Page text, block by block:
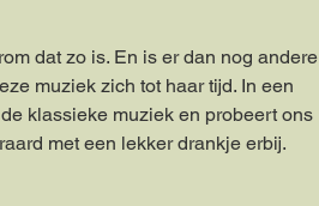
dat zo is. En is er dan nog andere
muziek zich tot haar tijd. In een
klassieke muziek en probeert ons
met een lekker drankje erbij.